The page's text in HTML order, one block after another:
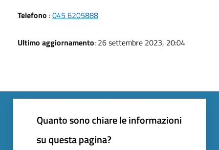
Telefono :045 6205888
Ultimo aggiornamento: 26 settembre 2023, 20:04
Quanto sono chiare le informazioni
su questa pagina?